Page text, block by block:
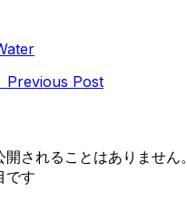
Previous Post
されることはありません。
です